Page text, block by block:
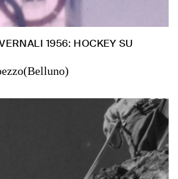
1956: HOCKEY SU